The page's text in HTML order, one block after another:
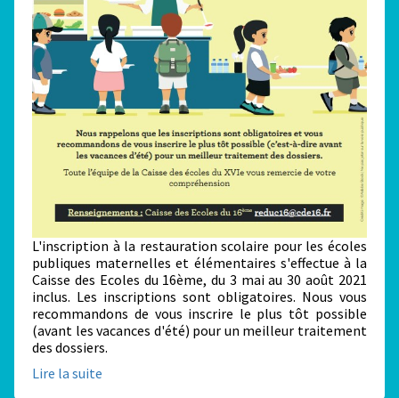
L'inscription à la restauration scolaire pour les écoles
publiques maternelles et élémentaires s'effectue à la
Caisse des Ecoles du 16ème, du 3 mai au 30 août 2021
inclus. Les inscriptions sont obligatoires. Nous vous
recommandons de vous inscrire le plus tôt possible
(avant les vacances d'été) pour un meilleur traitement
des dossiers.
Lire la suite